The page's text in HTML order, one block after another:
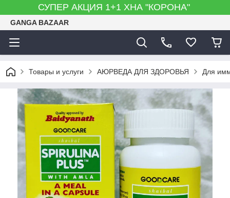
СУПЕР АКЦИЯ 1+1 ХНА "КОРОНА"
GANGA BAZAAR
Товары и услуги АЮРВЕДА ДЛЯ ЗДОРОВЬЯ Для